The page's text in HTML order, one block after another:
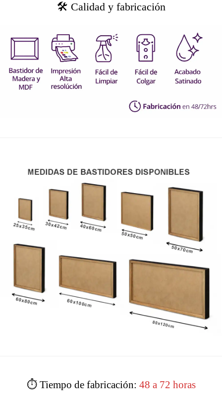
🛠️ Calidad y fabricación
⏱️ Tiempo de fabricación: 48 a 72 horas